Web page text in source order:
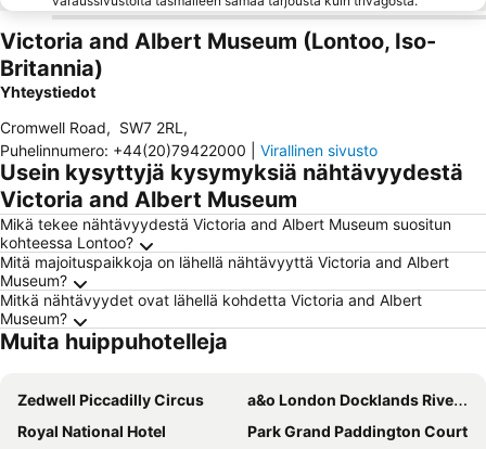
Victoria and Albert Museum (Lontoo, Iso-
Britannia)
Yhteystiedot
Cromwell Road, SW7 2RL ,
Puhelinnumero: +44(20)79422000 Virallinen sivusto
Usein kysyttyjä kysymyksiä nähtävyydestä
Victoria and Albert Museum
Mikä tekee nähtävyydestä Victoria and Albert Museum suositun
kohteessa Lontoo?
Mitä majoituspaikkoja on lähellä nähtävyyttä Victoria and Albert
Museum?
Mitkä nähtävyydet ovat lähellä kohdetta Victoria and Albert
Museum?
Muita huippuhotelleja
Zedwell Piccadilly Circus
a&o London Docklands Riverside
Royal National Hotel
Park Grand Paddington Court